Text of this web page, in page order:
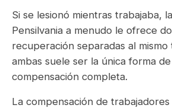
Si se lesionó mientras trabajaba,
Pensilvania a menudo le ofrece
recuperación separadas al
ambas suele ser la única forma
compensación completa.
La compensación de